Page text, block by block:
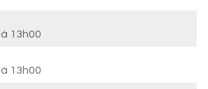
13h00
13h00